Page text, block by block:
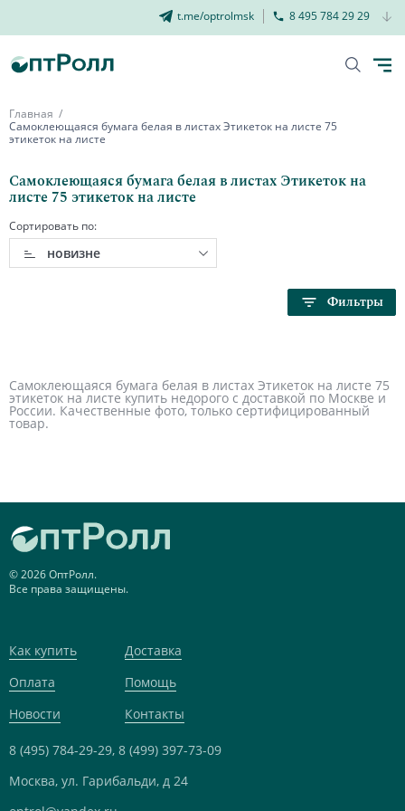
t.me/optrolmsk 8 495 784 29 29
Главная
Самоклеющаяся бумага белая в листах Этикеток на листе 75
этикеток на листе
Самоклеющаяся бумага белая в листах Этикеток на
листе 75 этикеток на листе
Сортировать по:
новизне
Фильтры
Самоклеющаяся бумага белая в листах Этикеток на листе 75
этикеток на листе купить недорого с доставкой по Москве и
России. Качественные фото, только сертифицированный
товар.
© 2026 ОптРолл.
Все права защищены.
Как купить
Доставка
Оплата
Помощь
Новости
Контакты
8 (495) 784-29-29, 8 (499) 397-73-09
Москва, ул. Гарибальди, д 24